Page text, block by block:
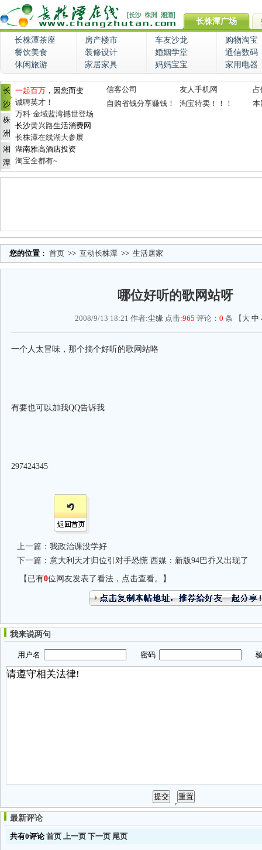
长株潭广场
长株潭茶座 房产楼市 车友沙龙
购物淘宝
餐饮美食
装修设计 婚姻学堂
通信数码
休闲旅游
家居家具 妈妈宝宝 家用电器
长
沙
株
洲
湘
潭
一起百万 ，因您而变
诚聘英才！
万科·金域蓝湾撼世登场
长沙黄兴路生活消费网
长株潭在线湖大参展
湖南雅高酒店投资
淘宝全都有~
信客公司 友人手机网
占
自购省钱分享赚钱！
淘宝特卖！！！ 本
您的位置 ： 首页 >> 互动长株潭 >> 生活居家
哪位好听的歌网站呀
2008/9/13 18:21 作者:尘缘 点击:965 评论： 0 条 【 大 中
一个人太冒味，那个搞个好听的歌网站咯
有要也可以加我QQ告诉我
297424345
上一篇： 我政治课没学好
下一篇： 意大利天才归位引对手恐慌 西媒：新版94巴乔又出现了
【已有0位网友发表了看法，点击查看。】
我来说两句
用户名 密码 验
最新评论
共有0评论首页 上一页 下一页 尾页